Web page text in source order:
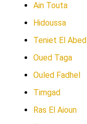
Ain Touta
Hidoussa
Teniet El Abed
Oued Taga
Ouled Fadhel
Timgad
Ras El Aioun